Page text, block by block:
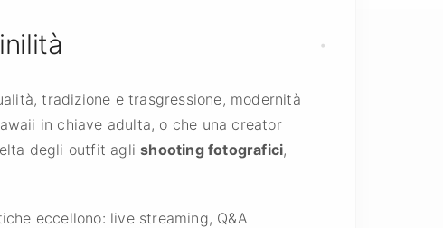
tradizione e trasgressione, modernità
in chiave adulta, o che una creator
degli outfit aglishooting fotografici,
eccellono: live streaming, Q&A